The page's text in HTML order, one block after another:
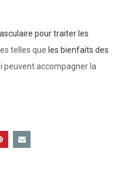
pour traiter les
telles que les bienfaits des
peuvent accompagner la